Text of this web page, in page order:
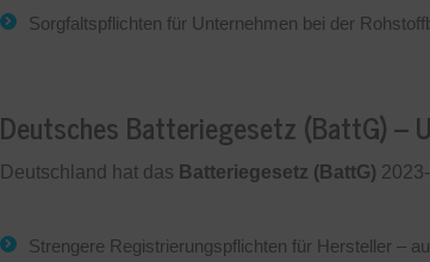
Sorgfaltspflichten für Unternehmen bei der
Deutsches Batteriegesetz (BattG) –
Deutschland hat das Batteriegesetz (BattG)
Strengere Registrierungspflichten für Hersteller –